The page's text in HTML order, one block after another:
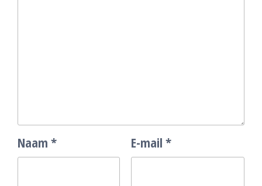
Naam * E-mail *